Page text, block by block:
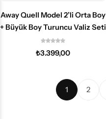
Away Quell Model 2’li Orta Boy
+ Büyük Boy Turuncu Valiz Seti
₺3.399,00
1 2